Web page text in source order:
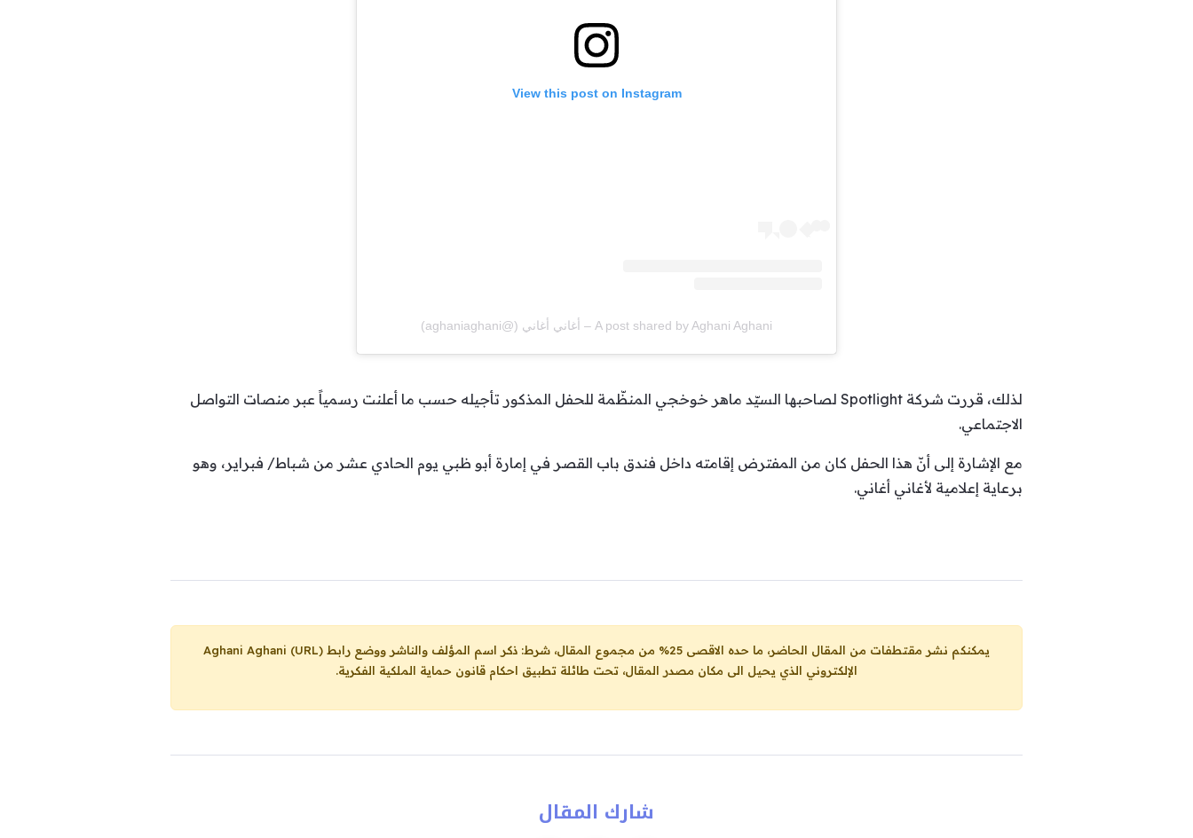
View this post on Instagram
A post shared by Aghani Aghani – أغاني أغاني (@aghaniaghani)
لذلك، قررت شركة Spotlight لصاحبها السيّد ماهر خوخجي المنظّمة للحفل المذكور تأجيله حسب ما أعلنت رسمياً عبر منصات التواصل
الاجتماعي.
مع الإشارة إلى أنّ هذا الحفل كان من المفترض إقامته داخل فندق باب القصر في إمارة أبو ظبي يوم الحادي عشر من شباط/ فبراير، وهو
برعاية إعلامية لأغاني أغاني.
يمكنكم نشر مقتطفات من المقال الحاضر، ما حده الاقصى 25% من مجموع المقال، شرط: ذكر اسم المؤلف والناشر ووضع رابط
Aghani Aghani (URL)
الإلكتروني الذي يحيل الى مكان مصدر المقال، تحت طائلة تطبيق احكام قانون حماية الملكية الفكرية.
شارك المقال